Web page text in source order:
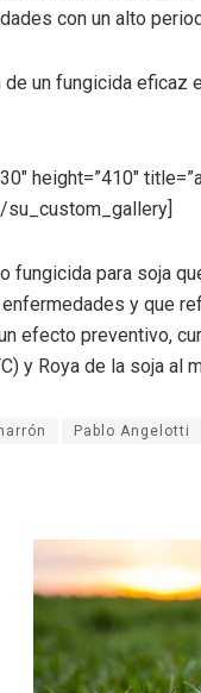
con un alto
un fungicida eficaz
height=”410″
su_custom_gallery]
fungicida para soja
y que
efecto preventivo,
y Roya de la soja al
Pablo Angelotti